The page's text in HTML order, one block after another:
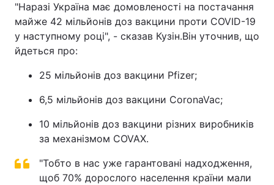
"Наразі Україна має домовленості на постачання
майже 42 мільйонів доз вакцини проти COVID-19
у наступному році", - сказав Кузін.Він уточнив, що
йдеться про:
25 мільйонів доз вакцини Pfizer;
6,5 мільйонів доз вакцини CoronaVac;
10 мільйонів доз вакцини різних виробників
за механізмом COVAX.
"Тобто в нас уже гарантовані надходження,
щоб 70% дорослого населення країни мали